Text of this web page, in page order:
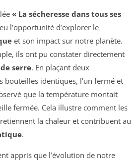
« La sécheresse dans tous ses
l’opportunité d’explorer le
et son impact sur notre planète.
ils ont pu constater directement
serre. En plaçant deux
bouteilles identiques, l’un fermé et
que la température montait
fermée. Cela illustre comment les
la chaleur et contribuent au
.
appris que l’évolution de notre